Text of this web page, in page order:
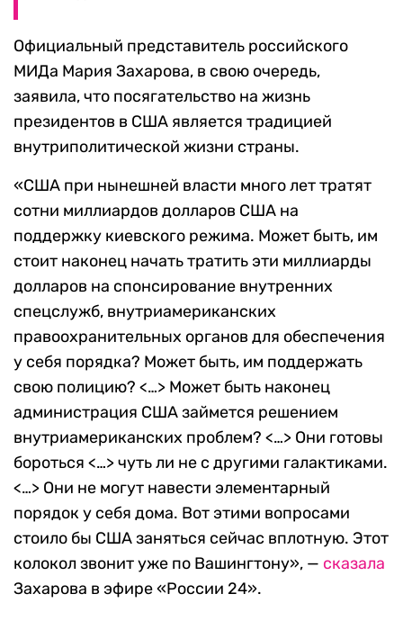
Официальный представитель российского
МИДа Мария Захарова, в свою очередь,
заявила, что посягательство на жизнь
президентов в США является традицией
внутриполитической жизни страны.
«США при нынешней власти много лет тратят
сотни миллиардов долларов США на
поддержку киевского режима. Может быть, им
стоит наконец начать тратить эти миллиарды
долларов на спонсирование внутренних
спецслужб, внутриамериканских
правоохранительных органов для обеспечения
у себя порядка? Может быть, им поддержать
свою полицию? <…> Может быть наконец
администрация США займется решением
внутриамериканских проблем? <…> Они готовы
бороться <…> чуть ли не с другими галактиками.
<…> Они не могут навести элементарный
порядок у себя дома. Вот этими вопросами
стоило бы США заняться сейчас вплотную. Этот
колокол звонит уже по Вашингтону», — сказала
Захарова в эфире «России 24».